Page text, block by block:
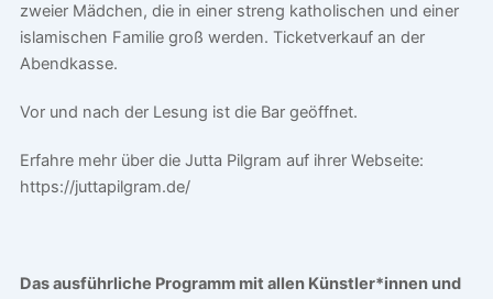
zweier Mädchen, die in einer streng katholischen und einer
islamischen Familie groß werden. Ticketverkauf an der
Abendkasse.
Vor und nach der Lesung ist die Bar geöffnet.
Erfahre mehr über die Jutta Pilgram auf ihrer Webseite:
https://juttapilgram.de/
Das ausführliche Programm mit allen Künstler*innen und